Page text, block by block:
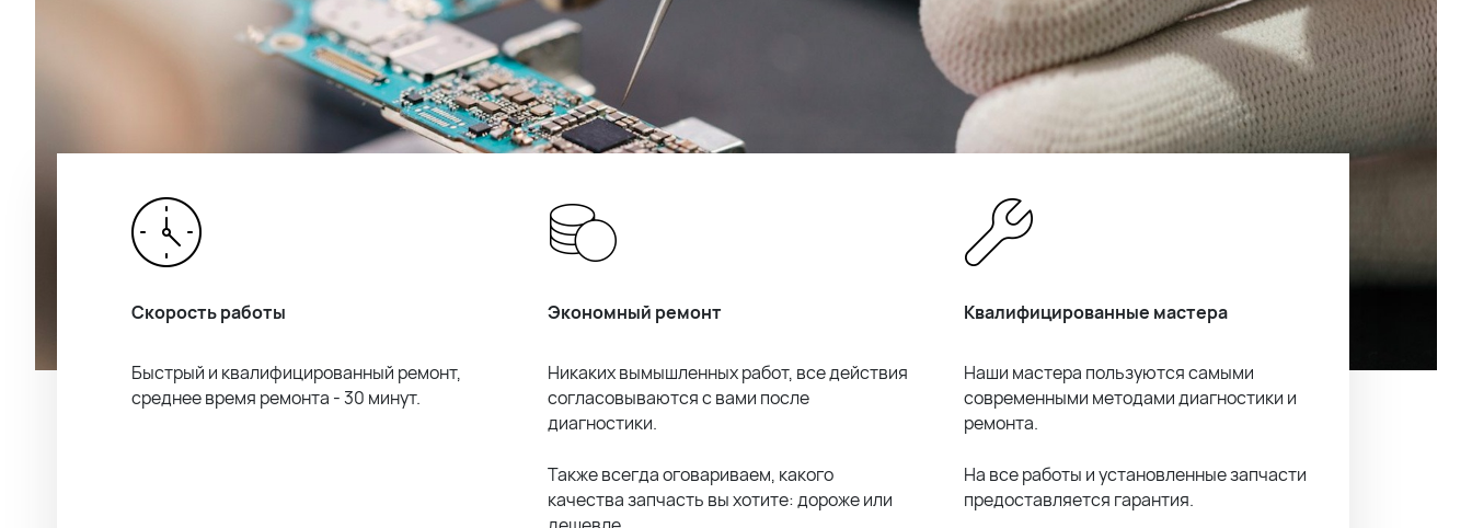
Скорость работы
Быстрый и квалифицированный ремонт,
среднее время ремонта - 30 минут.
Экономный ремонт
Никаких вымышленных работ, все действия
согласовываются с вами после
диагностики.
Также всегда оговариваем, какого
качества запчасть вы хотите: дороже или
Квалифицированные мастера
Наши мастера пользуются самыми
современными методами диагностики и
ремонта.
На все работы и установленные запчасти
предоставляется гарантия.